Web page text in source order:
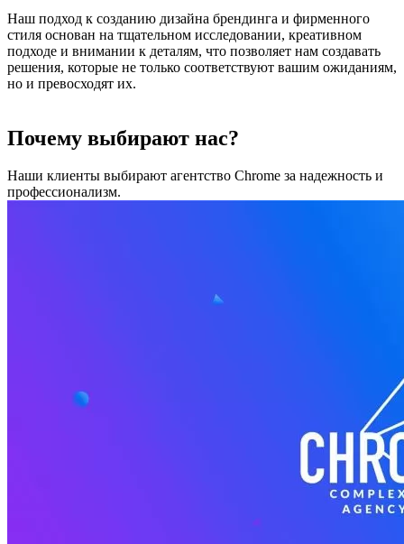
Наш подход к созданию дизайна брендинга и фирменного
стиля основан на тщательном исследовании, креативном
подходе и внимании к деталям, что позволяет нам создавать
решения, которые не только соответствуют вашим ожиданиям,
но и превосходят их.
Почему выбирают нас?
Наши клиенты выбирают агентство Chrome за надежность и
профессионализм.